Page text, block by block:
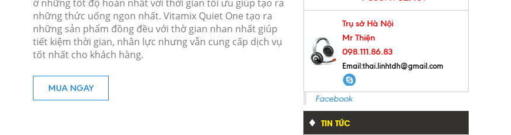
ở những tốt độ hoàn nhất với thời gian tối ưu giúp tạo ra
những thức uống ngon nhất. Vitamix Quiet One tạo ra
những sản phẩm đồng đều với thờ gian nhan nhất giúp
tiết kiệm thời gian, nhân lực nhưng vẫn cung cấp dịch vụ
tốt nhất cho khách hàng.
MUA NGAY
Trụ sở Hà Nội
Mr Thiện
098.111.86.83
Email:thai.linhtdh@gmail.com
Facebook
TIN TỨC
PRE-INFUSION TRONG MÁY PHA CÀ PHÊ